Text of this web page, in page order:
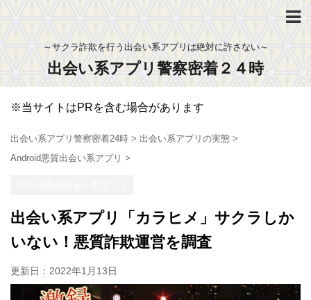
～サクラ詐欺を行う出会い系アプリは絶対に許さない～
出会い系アプリ警察密着２４時
※当サイトはPRを含む場合があります
出会い系アプリ警察密着24時 > 出会い系アプリの実態 >
Android悪質出会い系アプリ >
出会い系アプリ「カラヒメ」サクラしか
いない！悪質詐欺運営を調査
更新日： 2022年1月13日